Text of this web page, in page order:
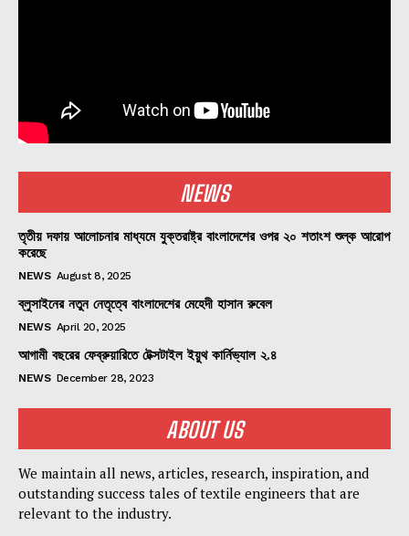
NEWS
তৃতীয় দফায় আলোচনার মাধ্যমে যুক্তরাষ্ট্র বাংলাদেশের ওপর ২০ শতাংশ শুল্ক আরোপ
করেছে
NEWS August 8, 2025
ব্লুসাইনের নতুন নেতৃত্বে বাংলাদেশের মেহেদী হাসান রুবেল
NEWS April 20, 2025
আগামী বছরের ফেব্রুয়ারিতে টেক্সটাইল ইয়ুথ কার্নিভ্যাল ২.৪
NEWS December 28, 2023
ABOUT US
We maintain all news, articles, research, inspiration, and
outstanding success tales of textile engineers that are
relevant to the industry.